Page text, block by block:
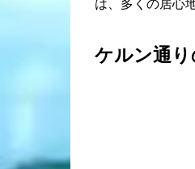
は、多くの居心
ケルン通